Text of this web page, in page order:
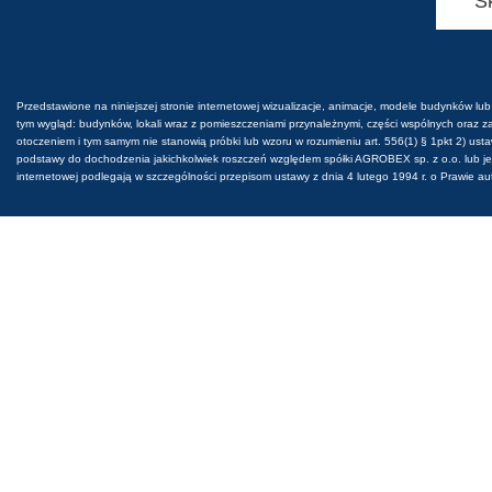
Przedstawione na niniejszej stronie internetowej wizualizacje, animacje, modele budynków
tym wygląd: budynków, lokali wraz z pomieszczeniami przynależnymi, części wspólnych
otoczeniem i tym samym nie stanowią próbki lub wzoru w rozumieniu art. 556(1) § 1pkt 2)
podstawy do dochodzenia jakichkolwiek roszczeń względem spółki AGROBEX sp. z o.o. lub
internetowej podlegają w szczególności przepisom ustawy z dnia 4 lutego 1994 r. o Prawie